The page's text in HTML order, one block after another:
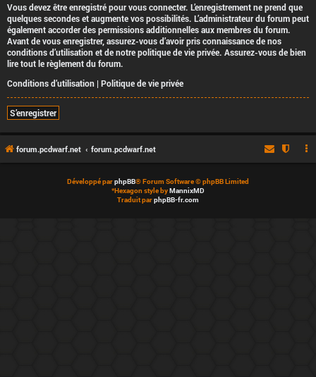
Vous devez être enregistré pour vous connecter. L’enregistrement ne prend que
quelques secondes et augmente vos possibilités. L’administrateur du forum peut
également accorder des permissions additionnelles aux membres du forum.
Avant de vous enregistrer, assurez-vous d’avoir pris connaissance de nos
conditions d’utilisation et de notre politique de vie privée. Assurez-vous de bien
lire tout le règlement du forum.
Conditions d’utilisation | Politique de vie privée
S’enregistrer
forum.pcdwarf.net forum.pcdwarf.net
Développé parphpBB® Forum Software © phpBB Limited
*Hexagon style byMannixMD
Traduit parphpBB-fr.com